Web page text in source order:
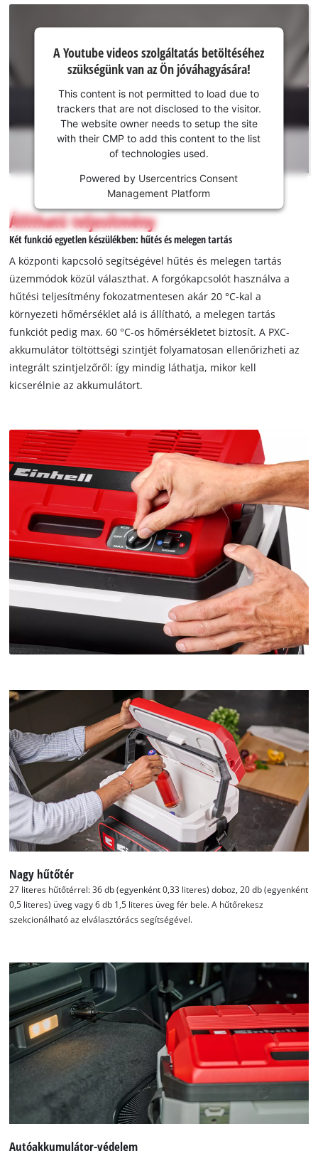
ezeket külön vásárolhatja meg.
szolgáltatás
betöltéséhez
szükségünk
van az Ön
jóváhagyására!
is
permitted
to
load
to
trackers
that
are
not
disclosed
to
the
visitor.
owner
needs
to
setup
with
their
to
add
content
the
list
used.
by
Usercentrics
Consent
Management
Platform
A Youtube videos szolgáltatás betöltéséhez
szükségünk van az Ön jóváhagyására!
This content is not permitted to load due to
trackers that are not disclosed to the visitor.
The website owner needs to setup the site
with their CMP to add this content to the list
of technologies used.
Powered by Usercentrics Consent
Management Platform
Állítható teljesítmény
Két funkció egyetlen készülékben: hűtés és melegen tartás
A központi kapcsoló segítségével hűtés és melegen tartás
üzemmódok közül választhat. A forgókapcsolót használva a
hűtési teljesítmény fokozatmentesen akár 20 °C-kal a
környezeti hőmérséklet alá is állítható, a melegen tartás
funkciót pedig max. 60 °C-os hőmérsékletet biztosít. A PXC-
akkumulátor töltöttségi szintjét folyamatosan ellenőrizheti az
integrált szintjelzőről: így mindig láthatja, mikor kell
kicserélnie az akkumulátort.
Nagy hűtőtér
27 literes hűtőtérrel: 36 db (egyenként 0,33 literes) doboz, 20 db (egyenként
0,5 literes) üveg vagy 6 db 1,5 literes üveg fér bele. A hűtőrekesz
szekcionálható az elválasztórács segítségével.
Autóakkumulátor-védelem